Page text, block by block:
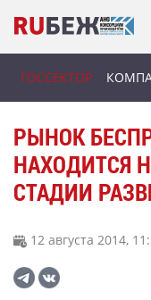
ГОССЕКТОР
РЫНОК
НАХОДИТСЯ
СТАДИИ
12 августа 2014,